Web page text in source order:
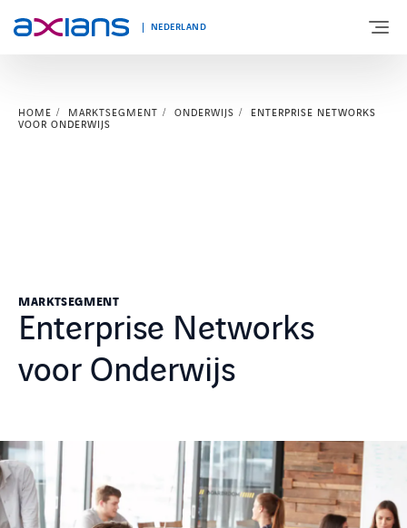
NEDERLAND
OVER AXIANS
NIEUWS & INSPIRATIE
Nieuws
Referenties
HOME MARKTSEGMENT ONDERWIJS
ENTERPRISE NETWORKS
VOOR ONDERWIJS
MARKTSEGMENT
Enterprise Networks
voor Onderwijs